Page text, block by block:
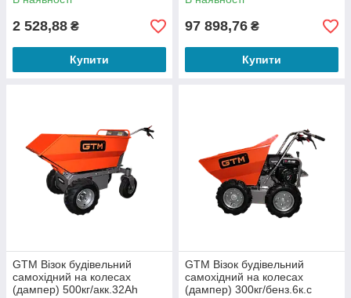
2 528,88 ₴
Купити
97 898,76 ₴
Купити
GTM Візок будівельний
самохідний на колесах
(дампер) 500кг/акк.32Ah
GTM Візок будівельний
самохідний на колесах
(дампер) 300кг/бенз.6к.с